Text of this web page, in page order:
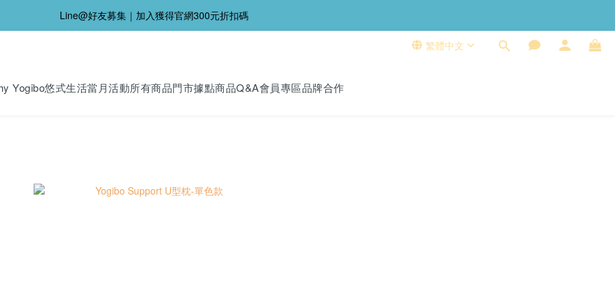
Line@好友募集｜加入獲得官網300元折扣碼
繁體中文
Yogibo悠式生活當月活動所有商品門市據點商品Q&A會員專區品牌合作